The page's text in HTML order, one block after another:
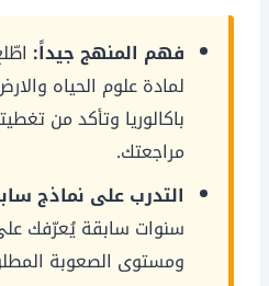
فهم المنهج جيداً:
لمادة علوم الحياه
باكالوريا وتأكد من
مراجعتك.
التدرب على نماذج
سنوات سابقة يُعرّفك
ومستوى الصعوبة